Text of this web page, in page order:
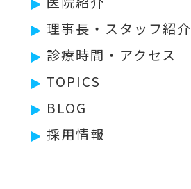
理事長・スタッフ紹介
診療時間・アクセス
TOPICS
BLOG
採用情報